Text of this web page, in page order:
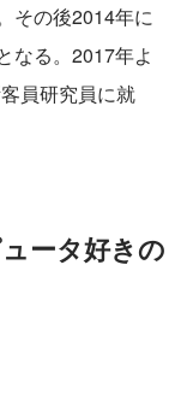
その後2014年に
なる。2017年よ
員研究員に就
ータ好きの